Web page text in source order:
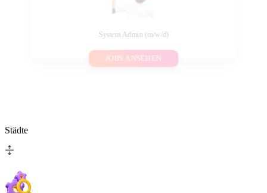
System Admin (m/w/d)
JOBS ANSEHEN
Städte